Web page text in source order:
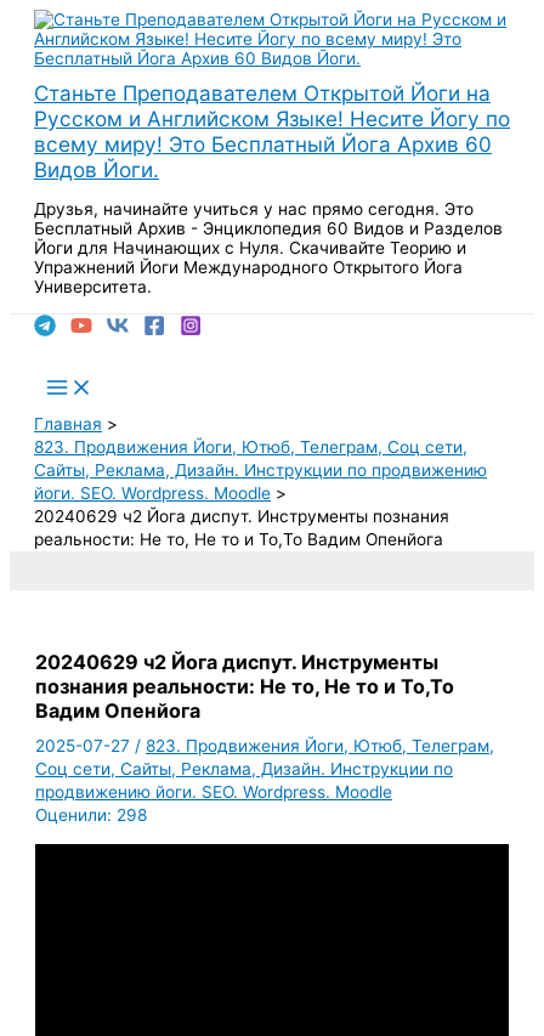
Перейти
содержимому
Станьте Преподавателем Открытой Йоги на
Русском и Английском Языке! Несите Йогу по
всему миру! Это Бесплатный Йога Архив 60
Видов Йоги.
Друзья, начинайте учиться у нас прямо сегодня. Это
Бесплатный Архив - Энциклопедия 60 Видов и Разделов
Йоги для Начинающих с Нуля. Скачивайте Теорию и
Упражнений Йоги Международного Открытого Йога
Университета.
Main
Menu
Главная
823. Продвижения Йоги, Ютюб, Телеграм, Соц сети,
Сайты, Реклама, Дизайн. Инструкции по продвижению
йоги. SEO. Wordpress. Moodle
20240629 ч2 Йога диспут. Инструменты познания
реальности: Не то, Не то и То,То Вадим Опенйога
20240629 ч2 Йога диспут. Инструменты
познания реальности: Не то, Не то и То,То
Вадим Опенйога
2025-07-27/823. Продвижения Йоги, Ютюб, Телеграм,
Соц сети, Сайты, Реклама, Дизайн. Инструкции по
продвижению йоги. SEO. Wordpress. Moodle
Оценили: 298